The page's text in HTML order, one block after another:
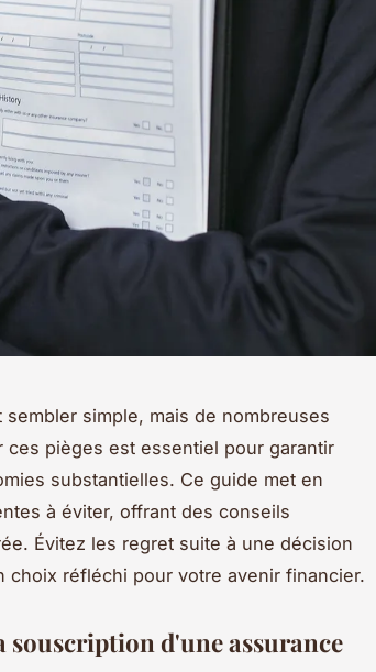
simple, mais de nombreuses
pièges est essentiel pour garantir
substantielles. Ce guide met en
à éviter, offrant des conseils
Évitez les regret suite à une décision
réfléchi pour votre avenir financier.
souscription d'une assurance